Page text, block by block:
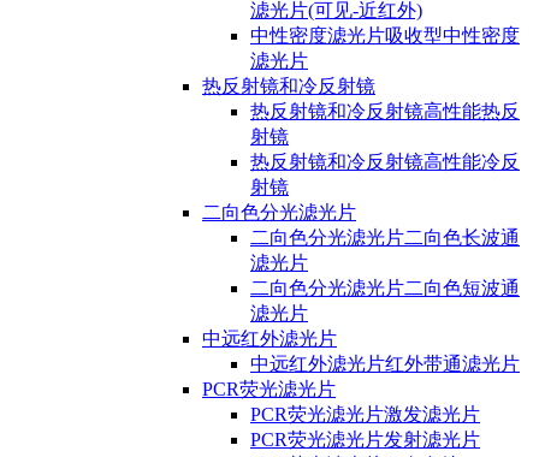
滤光片(可见-近红外)
中性密度滤光片吸收型中性密度
滤光片
热反射镜和冷反射镜
热反射镜和冷反射镜高性能热反
射镜
热反射镜和冷反射镜高性能冷反
射镜
二向色分光滤光片
二向色分光滤光片二向色长波通
滤光片
二向色分光滤光片二向色短波通
滤光片
中远红外滤光片
中远红外滤光片红外带通滤光片
PCR荧光滤光片
PCR荧光滤光片激发滤光片
PCR荧光滤光片发射滤光片